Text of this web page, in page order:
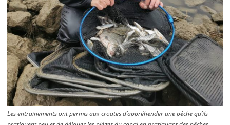
Les entrainements ont permis aux croates d’appréhender une pêche qu’ils